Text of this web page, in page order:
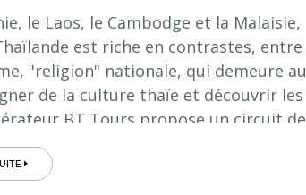
le Laos, le Cambodge et la Malaisie,
est riche en contrastes, entre
"religion" nationale, qui demeure au
de la culture thaïe et découvrir les
BT Tours propose un circuit de
d'un guide francophone. Il
et authentique, au Sud avec ses